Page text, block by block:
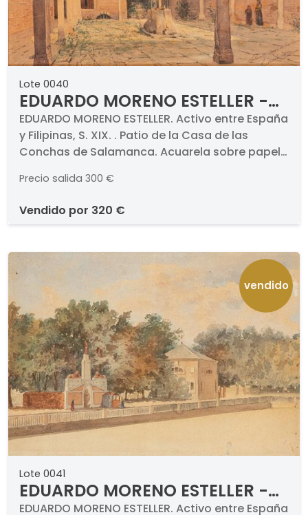
Lote 0040
EDUARDO MORENO ESTELLER -
Patio de la Casa de las
Conchas de Salamanca
EDUARDO MORENO ESTELLER. Activo entre España
y Filipinas, S. XIX. . Patio de la Casa de las
Conchas de Salamanca. Acuarela sobre papel.
Precio salida 300 €
vendido por 320 €
vendido
Lote 0041
EDUARDO MORENO ESTELLER -
Estanque
EDUARDO MORENO ESTELLER. Activo entre España